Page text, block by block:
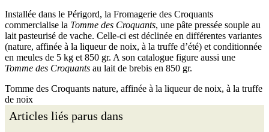
Installée dans le Périgord, la Fromagerie des Croquants
commercialise la Tomme des Croquants, une pâte pressée souple au
lait pasteurisé de vache. Celle-ci est déclinée en différentes variantes
(nature, affinée à la liqueur de noix, à la truffe d’été) et conditionnée
en meules de 5 kg et 850 gr. A son catalogue figure aussi une
Tomme des Croquants au lait de brebis en 850 gr.
Tomme des Croquants nature, affinée à la liqueur de noix, à la truffe
de noix
Articles liés parus dans